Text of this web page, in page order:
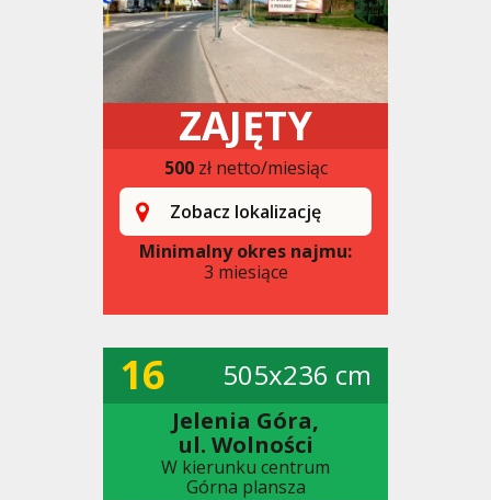
ZAJĘTY
500zł netto/miesiąc
Zobacz lokalizację
Minimalny okres najmu:
3 miesiące
16 505x236 cm
Jelenia Góra,
ul. Wolności
W kierunku centrum
Górna plansza